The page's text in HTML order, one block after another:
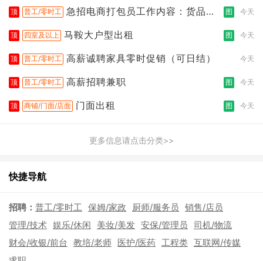
顶 普工/零时工 急招电商打包员工作内容：货品分
图 今天
顶 四室及以上 马鞍大户型出租 图 今天
顶 普工/零时工 高薪诚聘家具零时促销（可日结） 今天
顶 普工/零时工 高薪招聘兼职 图 今天
顶 商铺/门面/店面 门面出租 图 今天
更多信息请点击分类>>
快捷导航
招聘： 普工/零时工 保姆/家政 厨师/服务员 销售/店员
管理/技术 娱乐/休闲 美妆/美发 安保/管理员 司机/物流
财会/收银/前台 教培/老师 医护/医药 工程类 互联网/传媒